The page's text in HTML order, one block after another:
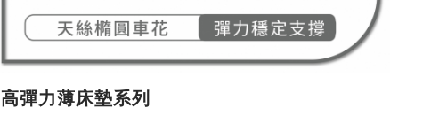
高彈力薄床墊系列